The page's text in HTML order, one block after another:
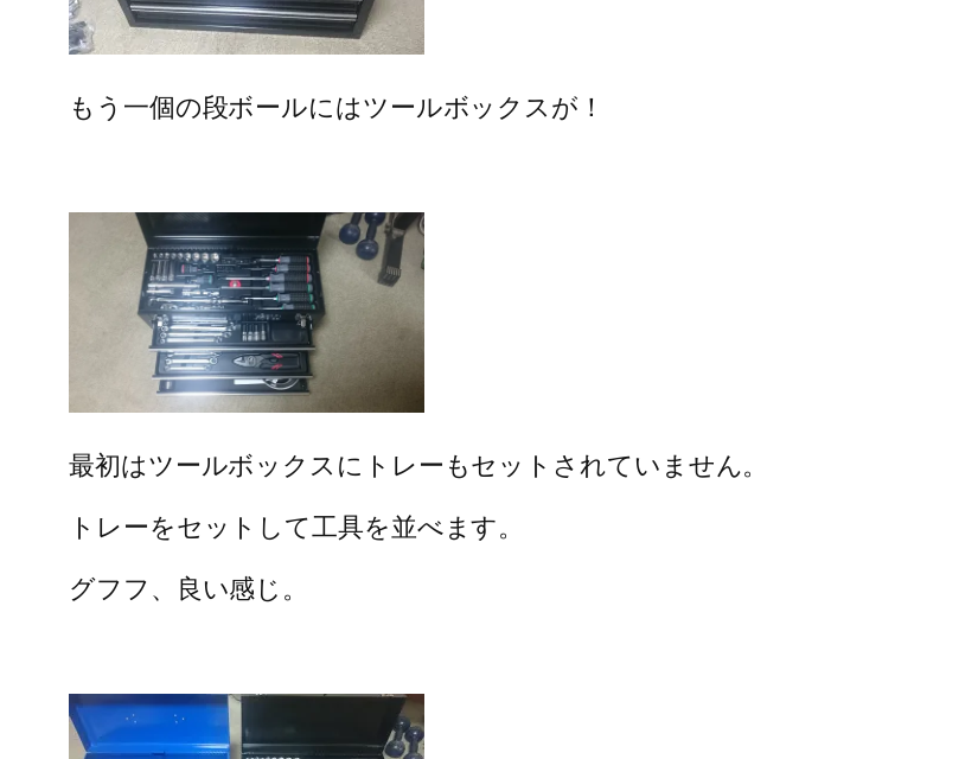
もう一個の段ボールにはツールボックスが！
最初はツールボックスにトレーもセットされていません。
トレーをセットして工具を並べます。
グフフ、良い感じ。